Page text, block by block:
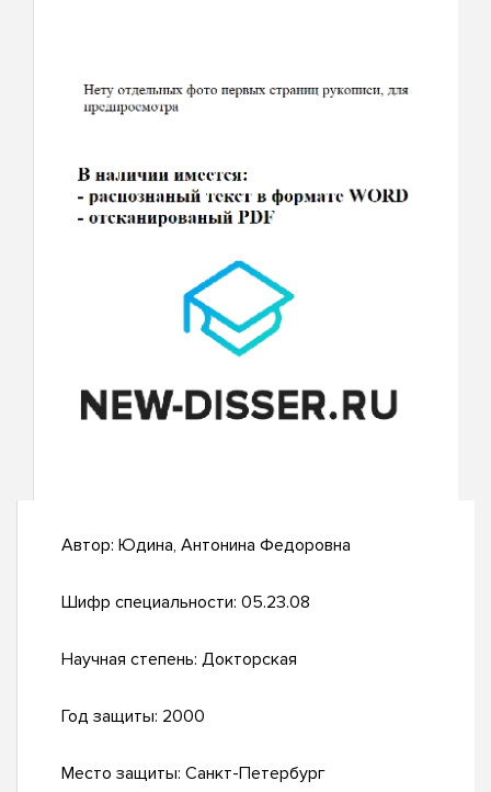
Автор: Юдина, Антонина Федоровна
Шифр специальности: 05.23.08
Научная степень: Докторская
Год защиты: 2000
Место защиты: Санкт-Петербург